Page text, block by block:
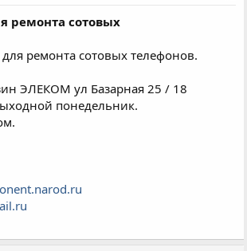
ремонта сотовых
ремонта сотовых телефонов.
ЭЛЕКОМ ул Базарная 25 / 18
понедельник.